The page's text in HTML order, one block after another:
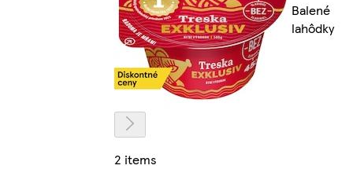
Balené
lahôdky
2 items